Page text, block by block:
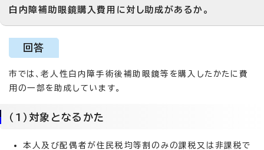
白内障補助眼鏡購入費用に対し助成があるか。
回答
市では、老人性白内障手術後補助眼鏡等を購入したかたに費
用の一部を助成しています。
（1）対象となるかた
本人及び配偶者が住民税均等割のみの課税又は非課税で